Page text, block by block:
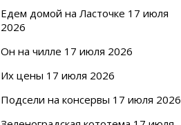
Едем домой на Ласточке 17 июля
2026
Он на чилле 17 июля 2026
Их цены 17 июля 2026
Подсели на консервы 17 июля 2026